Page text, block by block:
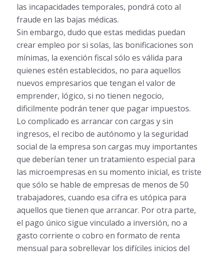
las incapacidades temporales, pondrá coto al
fraude en las bajas médicas.
Sin embargo, dudo que estas medidas puedan
crear empleo por si solas, las bonificaciones son
mínimas, la exención fiscal sólo es válida para
quienes estén establecidos, no para aquellos
nuevos empresarios que tengan el valor de
emprender, lógico, si no tienen negocio,
dificilmente podrán tener que pagar impuestos.
Lo complicado es arrancar con cargas y sin
ingresos, el recibo de autónomo y la seguridad
social de la empresa son cargas muy importantes
que deberían tener un tratamiento especial para
las microempresas en su momento inicial, es triste
que sólo se hable de empresas de menos de 50
trabajadores, cuando esa cifra es utópica para
aquellos que tienen que arrancar. Por otra parte,
el pago único sigue vinculado a inversión, no a
gasto corriente o cobro en formato de renta
mensual para sobrellevar los difíciles inicios del